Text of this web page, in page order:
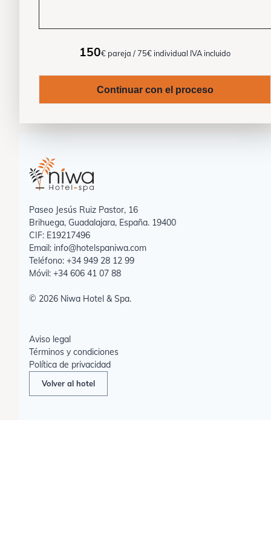
150€ pareja / 75€ individual IVA incluido
Continuar con el proceso
Paseo Jesús Ruiz Pastor, 16
Brihuega, Guadalajara, España. 19400
CIF: E19217496
Email: info@hotelspaniwa.com
Teléfono: +34 949 28 12 99
Móvil: +34 606 41 07 88
© 2026 Niwa Hotel & Spa.
Aviso legal
Términos y condiciones
Política de privacidad
Volver al hotel